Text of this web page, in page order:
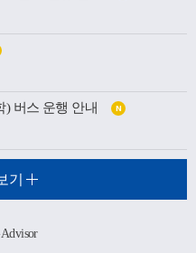
) 버스 운행 안내 N
기